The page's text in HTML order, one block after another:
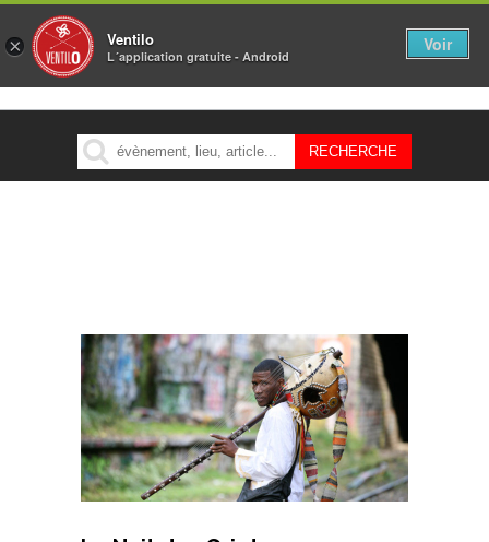
MENU
× Ventilo
L´application gratuite - Android
Voir